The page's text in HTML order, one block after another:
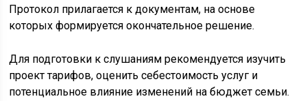
Протокол прилагается к документам, на основе
которых формируется окончательное решение.
Для подготовки к слушаниям рекомендуется изучить
проект тарифов, оценить себестоимость услуг и
потенциальное влияние изменений на бюджет семьи.